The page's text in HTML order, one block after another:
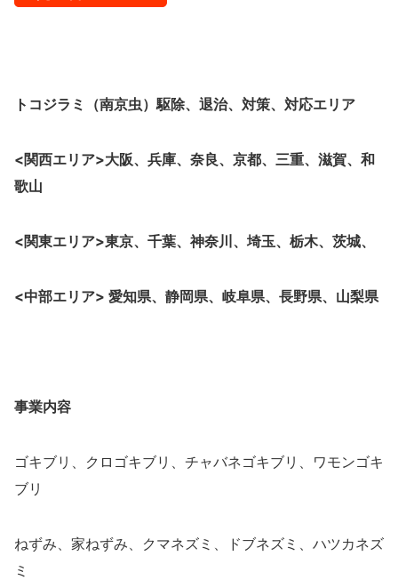
トコジラミ（南京虫）駆除、退治、対策、対応エリア
<関西エリア>大阪、兵庫、奈良、京都、三重、滋賀、和
歌山
<関東エリア>東京、千葉、神奈川、埼玉、栃木、茨城、
<中部エリア> 愛知県、静岡県、岐阜県、長野県、山梨県
事業内容
ゴキブリ、クロゴキブリ、チャバネゴキブリ、ワモンゴキ
ブリ
ねずみ、家ねずみ、クマネズミ、ドブネズミ、ハツカネズ
ミ